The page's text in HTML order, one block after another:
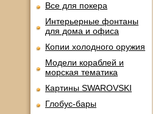
Все для покера
Интерьерные фонтаны
для дома и офиса
Копии холодного оружия
Модели кораблей и
морская тематика
Картины SWAROVSKI
Глобус-бары